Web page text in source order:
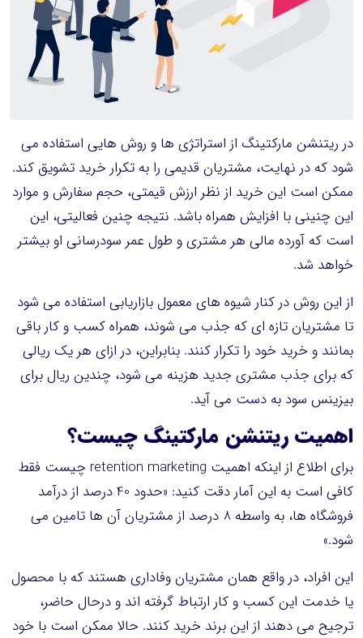
در ریتنشن مارکتینگ از استراتژی ها و روش هایی استفاده می
شود که در نهایت، مشتریان قدیمی را به تکرار خرید تشویق کند.
ممکن است این خرید از نظر ارزش قیمتی، حجم سفارش و موارد
این چنینی با افزایش همراه باشد. نتیجه چنین فعالیتی، این
است که آورده مالی هر مشتری و طول عمر سودرسانی او بیشتر
خواهد شد.
از این روش در کنار شیوه های معمول بازاریابی استفاده می شود
تا مشتریان تازه ای که جذب می شوند، همراه کسب و کار باقی
بمانند و خرید خود را تکرار کنند. بنابراین، در ازای هر یک ریالی
که برای جذب مشتری جدید هزینه می شود، چندین ریال برای
بیزینس سود به دست می آید.
اهمیت ریتنشن مارکتینگ چیست؟
برای اطلاع از اینکه اهمیت retention marketing چیست فقط
کافی است به این آمار دقت کنید: «حدود 40 درصد از درآمد
فروشگاه ها، به واسطه 8 درصد از مشتریان آن ها تامین می
شود.»
این افراد، در واقع همان مشتریان وفاداری هستند که با محصول
یا خدمت این کسب و کار ارتباط گرفته اند و درحال حاضر،
ترجیح می دهند از این برند خرید کنند. حالا ممکن است با خود